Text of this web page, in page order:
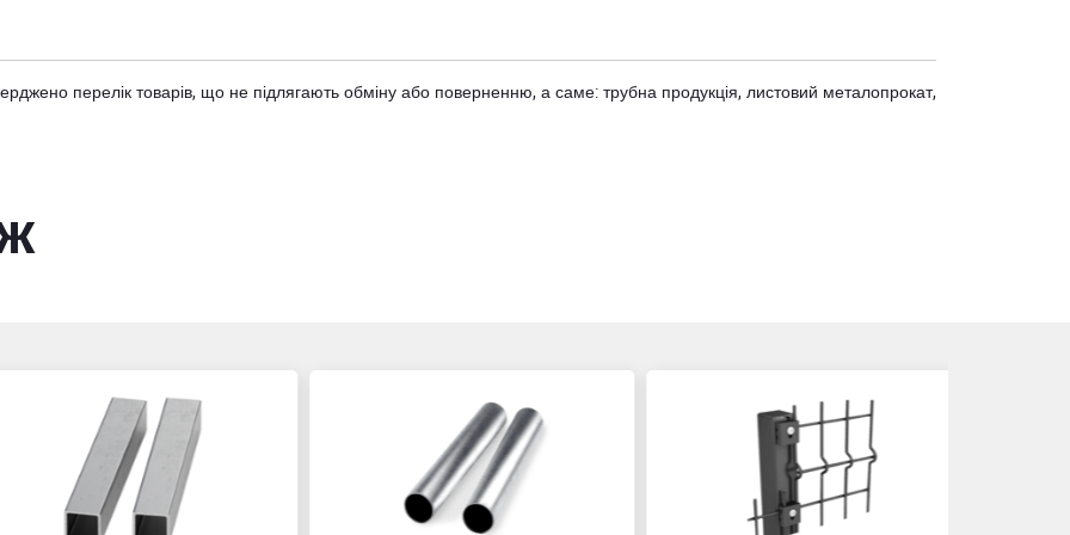
перелік товарів, що не підлягають обміну або поверненню, а саме: трубна продукція, листовий металопрокат,